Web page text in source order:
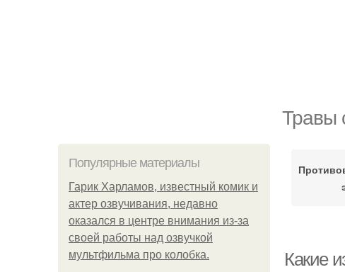
Травы
Популярные материалы
Гарик Харламов, известный комик и
актер озвучивания, недавно
оказался в центре внимания из-за
своей работы над озвучкой
мультфильма про колобка.
Какие